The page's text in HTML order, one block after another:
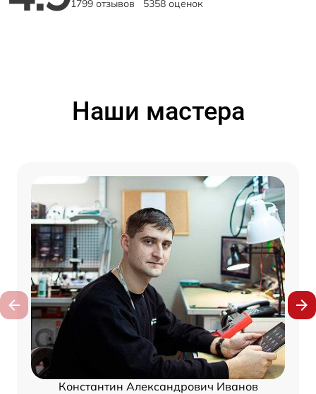
1799 отзывов 5358 оценок
Наши мастера
Константин Александрович Иванов